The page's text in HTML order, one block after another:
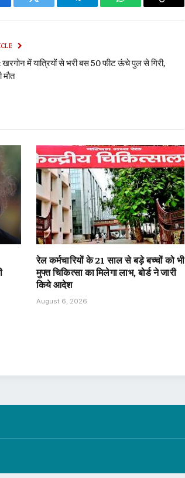
Twitter Telegram WhatsAppCopy
में यात्रियों से भरी बस 50 फीट ऊंचे पुल से गिरी,
मौत
रेल कर्मचारियों के 21 साल से बड़े बच्चों को भी
मुफ्त चिकित्सा का मिलेगा लाभ, बोर्ड ने जारी
किये आदेश
August 6, 2026